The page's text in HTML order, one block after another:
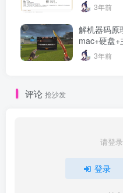
3年前
解机器码原
mac+硬盘+
3年前
评论 抢沙发
请登
登录